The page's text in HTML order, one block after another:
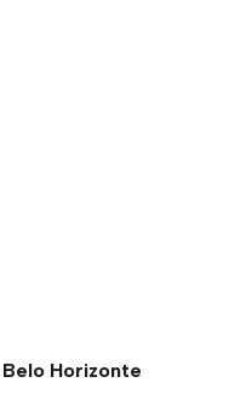
Belo Horizonte